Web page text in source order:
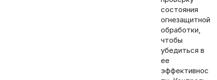
состояния
огнезащитной
обработки,
чтобы
убедиться в
ее
эффективнос